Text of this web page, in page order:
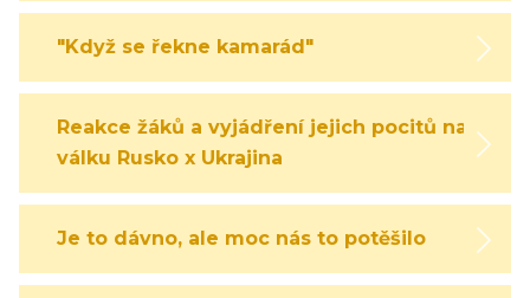
"Když se řekne kamarád"
Reakce žáků a vyjádření jejich pocitů na
válku Rusko x Ukrajina
Je to dávno, ale moc nás to potěšilo